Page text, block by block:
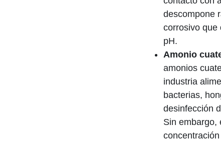
descompone
corrosivo que
pH.
Amonio
amonios
industria
bacterias,
desinfección
Sin embargo,